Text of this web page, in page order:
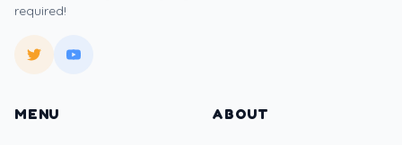
required!
MENU ABOUT